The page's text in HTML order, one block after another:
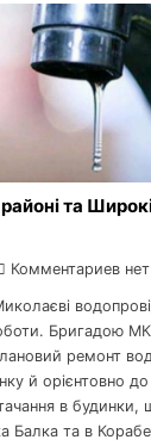
та
Комментариев нет
Бригадою
ремонт
й орієнтовно
в будинки,
Балка та в